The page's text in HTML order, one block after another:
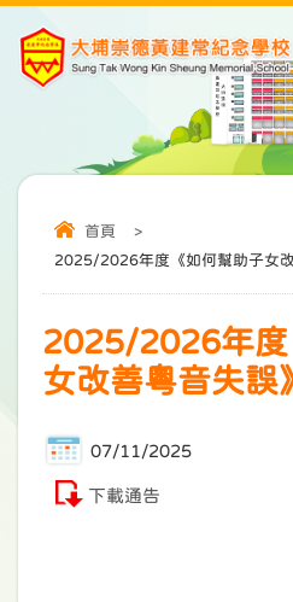
首頁
>
2025/2026年度《如何幫助子女
2025/2026年度
女改善粵音失誤
07/11/2025
下載通告